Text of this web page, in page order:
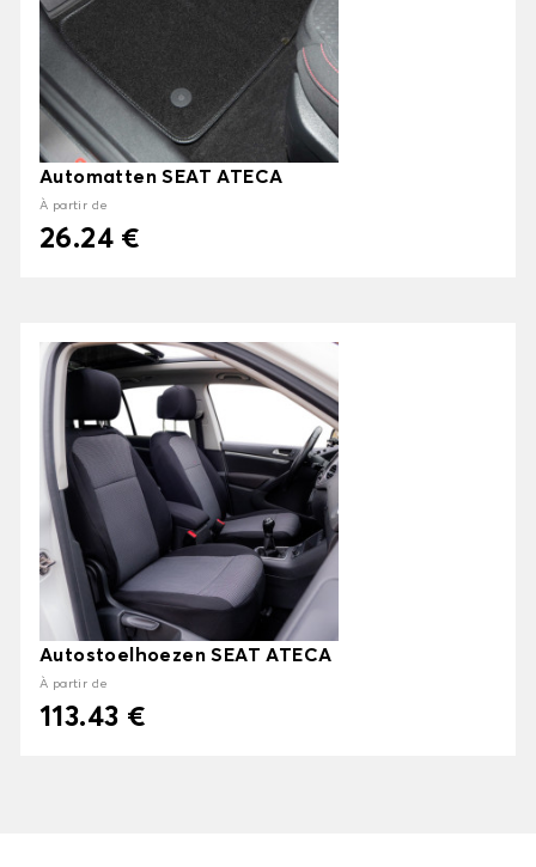
Automatten SEAT ATECA
À partir de
26.24 €
Autostoelhoezen SEAT ATECA
À partir de
113.43 €